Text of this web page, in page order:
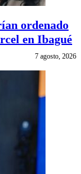
ordenado
en Ibagué
7 agosto, 2026